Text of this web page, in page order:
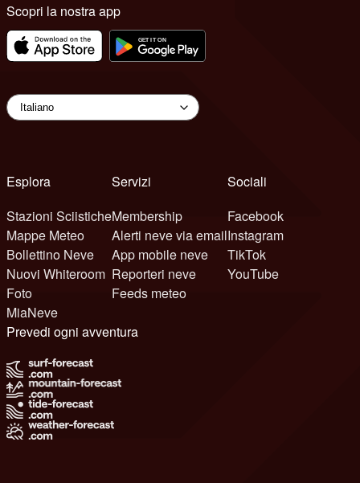
Scopri la nostra app
Esplora
Stazioni Sciistiche
Mappe Meteo
Bollettino Neve
Nuovi Whiteroom
Foto
MiaNeve
Servizi
Membership
Alerti neve via email
App mobile neve
Reporteri neve
Feeds meteo
Sociali
Facebook
Instagram
TikTok
YouTube
Prevedi ogni avventura